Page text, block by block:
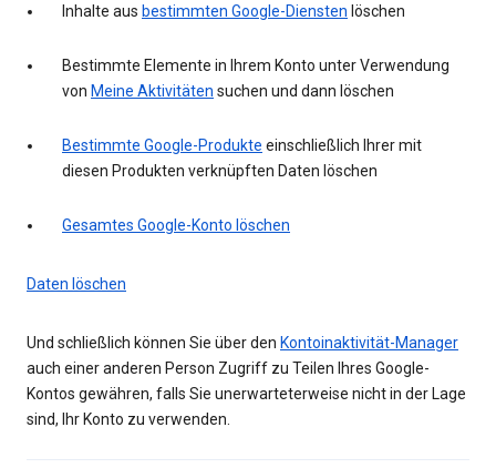
Inhalte aus bestimmten Google-Diensten löschen
Bestimmte Elemente in Ihrem Konto unter Verwendung
von Meine Aktivitäten suchen und dann löschen
Bestimmte Google-Produkte einschließlich Ihrer mit
diesen Produkten verknüpften Daten löschen
Gesamtes Google-Konto löschen
Daten löschen
Und schließlich können Sie über den Kontoinaktivität-Manager
auch einer anderen Person Zugriff zu Teilen Ihres Google-
Kontos gewähren, falls Sie unerwarteterweise nicht in der Lage
sind, Ihr Konto zu verwenden.